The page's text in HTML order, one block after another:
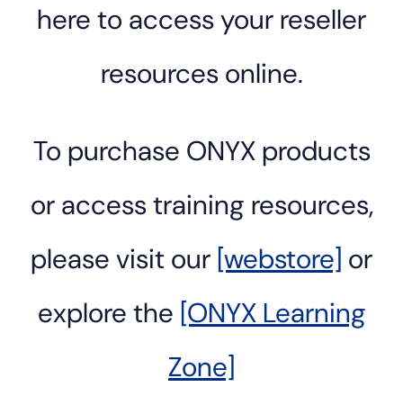
here to access your reseller
resources online.
To purchase ONYX products
or access training resources,
please visit our [webstore] or
explore the [ONYX Learning
Zone]